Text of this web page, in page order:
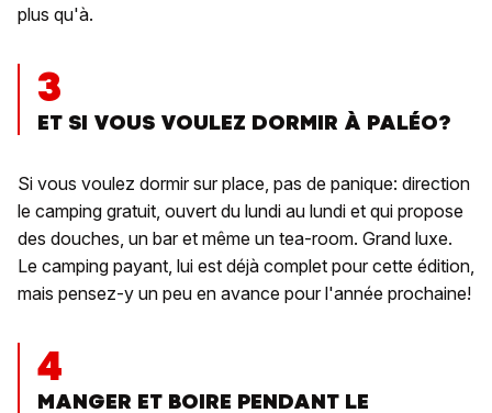
plus qu'à.
3
ET SI VOUS VOULEZ DORMIR À PALÉO?
Si vous voulez dormir sur place, pas de panique: direction
le camping gratuit, ouvert du lundi au lundi et qui propose
des douches, un bar et même un tea-room. Grand luxe.
Le camping payant, lui est déjà complet pour cette édition,
mais pensez-y un peu en avance pour l'année prochaine!
4
MANGER ET BOIRE PENDANT LE